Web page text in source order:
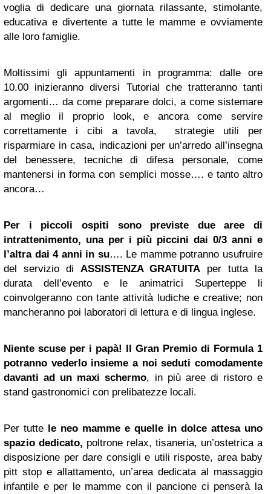
voglia di dedicare una giornata rilassante, stimolante,
educativa e divertente a tutte le mamme e ovviamente
alle loro famiglie.
Moltissimi gli appuntamenti in programma: dalle ore
10.00 inizieranno diversi Tutorial che tratteranno tanti
argomenti… da come preparare dolci, a come sistemare
al meglio il proprio look, e ancora come servire
correttamente i cibi a tavola, strategie utili per
risparmiare in casa, indicazioni per un’arredo all’insegna
del benessere, tecniche di difesa personale, come
mantenersi in forma con semplici mosse…. e tanto altro
ancora…
Per i piccoli ospiti sono previste due aree di
intrattenimento, una per i più piccini dai 0/3 anni e
l’altra dai 4 anni in su…. Le mamme potranno usufruire
del servizio di ASSISTENZA GRATUITA per tutta la
durata dell’evento e le animatrici Superteppe li
coinvolgeranno con tante attività ludiche e creative; non
mancheranno poi laboratori di lettura e di lingua inglese.
Niente scuse per i papà! Il Gran Premio di Formula 1
potranno vederlo insieme a noi seduti comodamente
davanti ad un maxi schermo, in più aree di ristoro e
stand gastronomici con prelibatezze locali.
Per tutte le neo mamme e quelle in dolce attesa uno
spazio dedicato, poltrone relax, tisaneria, un’ostetrica a
disposizione per dare consigli e utili risposte, area baby
pitt stop e allattamento, un’area dedicata al massaggio
infantile e per le mamme con il pancione ci penserà la